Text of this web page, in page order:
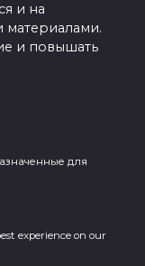
и на
и повышать
для
experience on our